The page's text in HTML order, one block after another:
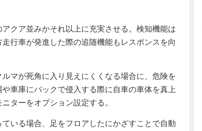
クア並みかそれ以上に充実させる。検知機能は
行車が発進した際の追随機能もレスポンスを向
マが死角に入り見えにくくなる場合に、危険を
車庫にバックで侵入する際に自車の車体を真上
ターをオプション設定する。
いる場合、足をフロアしたにかざすことで自動